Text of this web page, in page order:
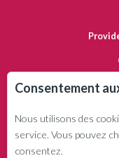
Consentement
Nous utilisons des
service. Vous pouvez
consentez.